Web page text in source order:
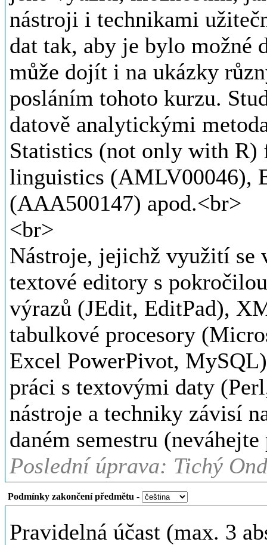
nástroji i technikami
dat tak, aby je bylo možné
může dojít i na ukázky
posláním tohoto kurzu.
datově analytickými
Statistics (not only with R)
linguistics (AMLV00046),
(AAA500147) apod.<br>
<br>
Nástroje, jejichž využití se
textové editory s
výrazů (JEdit, EditPad),
tabulkové procesory
Excel PowerPivot,
práci s textovými daty
nástroje a techniky závisí
daném semestru
Poslední úprava: Tichý
Podmínky zakončení předmětu -
Pravidelná účast (max. 3